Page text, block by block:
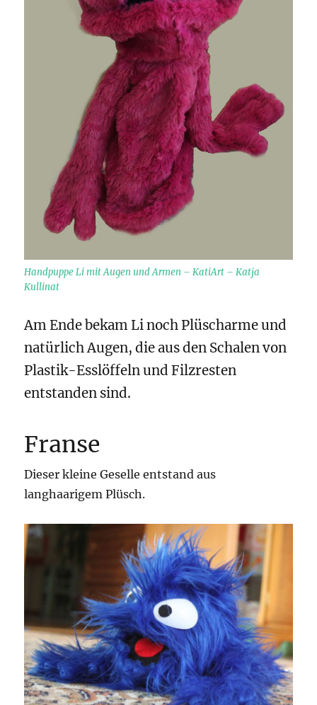
Handpuppe Li mit Augen und Armen – KatiArt – Katja
Kullinat
Am Ende bekam Li noch Plüscharme und
natürlich Augen, die aus den Schalen von
Plastik-Esslöffeln und Filzresten
entstanden sind.
Franse
Dieser kleine Geselle entstand aus
langhaarigem Plüsch.